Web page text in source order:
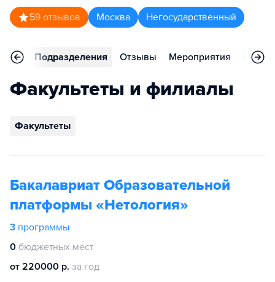
59 отзывов Москва Негосударственный
Подразделения Отзывы Мероприятия Статьи
Факультеты и филиалы
Факультеты
Бакалавриат Образовательной
платформы «Нетология»
3 программы
0 бюджетных мест
от 220000 р. за год